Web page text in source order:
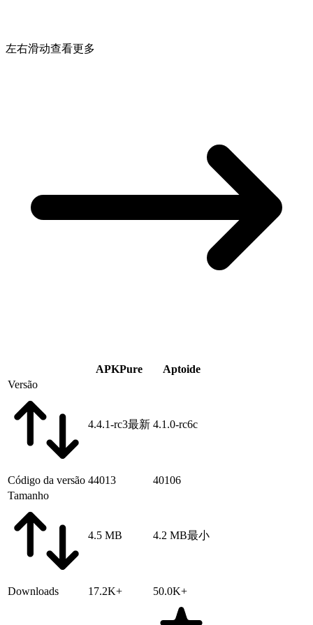
左右滑动查看更多
APKPure
Aptoide
Versão
4.4.1-rc3最新 4.1.0-rc6c
Código da versão 44013
40106
Tamanho
4.5 MB 4.2 MB最小
Downloads 17.2K+ 50.0K+